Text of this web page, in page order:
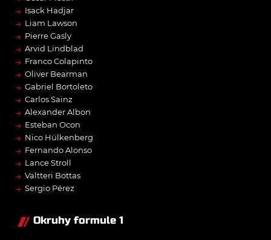
→ Isack Hadjar
→ Liam Lawson
→ Pierre Gasly
→ Arvid Lindblad
→ Franco Colapinto
→ Oliver Bearman
→ Gabriel Bortoleto
→ Carlos Sainz
→ Alexander Albon
→ Esteban Ocon
→ Nico Hülkenberg
→ Fernando Alonso
→ Lance Stroll
→ Valtteri Bottas
→ Sergio Pérez
Okruhy formule 1